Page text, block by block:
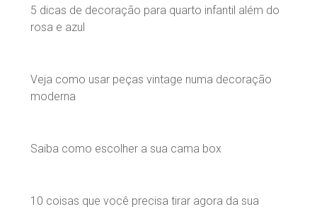
5 dicas de decoração para quarto infantil além do
rosa e azul
Veja como usar peças vintage numa decoração
moderna
Saiba como escolher a sua cama box
10 coisas que você precisa tirar agora da sua